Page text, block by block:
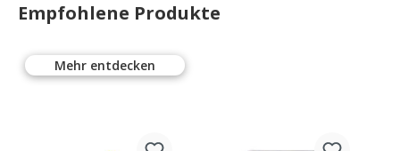
Empfohlene Produkte
Mehr entdecken